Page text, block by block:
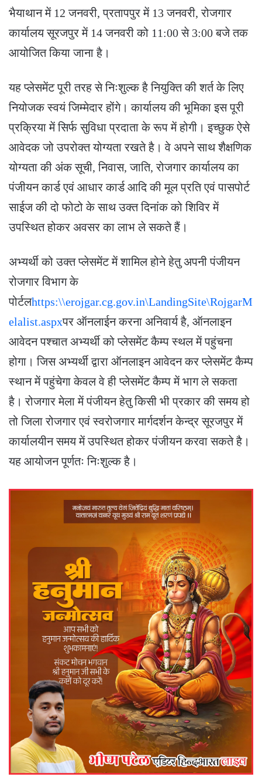
भैयाथान में 12 जनवरी, प्रतापपुर में 13 जनवरी, रोजगार
कार्यालय सूरजपुर में 14 जनवरी को 11:00 से 3:00 बजे तक
आयोजित किया जाना है।
यह प्लेसमेंट पूरी तरह से निःशुल्क है नियुक्ति की शर्त के लिए
नियोजक स्वयं जिम्मेदार होंगे। कार्यालय की भूमिका इस पूरी
प्रक्रिया में सिर्फ सुविधा प्रदाता के रूप में होगी। इच्छुक ऐसे
आवेदक जो उपरोक्त योग्यता रखते है। वे अपने साथ शैक्षणिक
योग्यता की अंक सूची, निवास, जाति, रोजगार कार्यालय का
पंजीयन कार्ड एवं आधार कार्ड आदि की मूल प्रति एवं पासपोर्ट
साईज की दो फोटो के साथ उक्त दिनांक को शिविर में
उपस्थित होकर अवसर का लाभ ले सकते हैं।
अभ्यर्थी को उक्त प्लेसमेंट में शामिल होने हेतु अपनी पंजीयन
रोजगार विभाग के
पोर्टलhttps:\\erojgar.cg.gov.in\LandingSite\RojgarM
elalist.aspxपर ऑनलाईन करना अनिवार्य है, ऑनलाइन
आवेदन पश्चात अभ्यर्थी को प्लेसमेंट कैम्प स्थल में पहुंचना
होगा। जिस अभ्यर्थी द्वारा ऑनलाइन आवेदन कर प्लेसमेंट कैम्प
स्थान में पहुंचेगा केवल वे ही प्लेसमेंट कैम्प में भाग ले सकता
है। रोजगार मेला में पंजीयन हेतु किसी भी प्रकार की समय हो
तो जिला रोजगार एवं स्वरोजगार मार्गदर्शन केन्द्र सूरजपुर में
कार्यालयीन समय में उपस्थित होकर पंजीयन करवा सकते है।
यह आयोजन पूर्णतः निःशुल्क है।